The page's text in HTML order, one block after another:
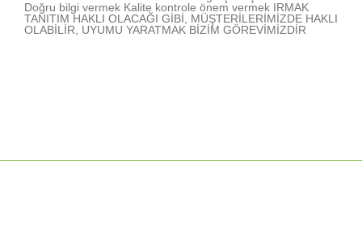
Doğru bilgi vermek Kalite kontrole önem vermek IRMAK
TANITIM HAKLI OLACAĞI GİBİ, MÜŞTERİLERİMİZDE HAKLI
OLABİLİR, UYUMU YARATMAK BİZİM GÖREVİMİZDİR